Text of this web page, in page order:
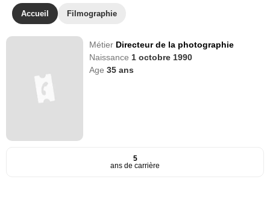
Accueil Filmographie
Métier Directeur de la photographie
Naissance 1 octobre 1990
Age35 ans
5
ans de carrière